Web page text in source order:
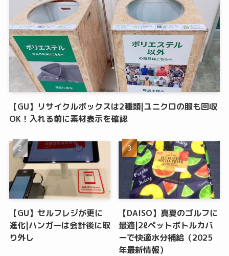
【GU】リサイクルボックスは2種類|ユニクロの服も回収
OK！入れる前に素材表示を確認
【GU】セルフレジが更に
進化|ハンガーは会計後に取
り外し
【DAISO】真夏のゴルフに
最適|2ℓペットボトルカバ
ーで快適水分補給（2025
年最新情報）